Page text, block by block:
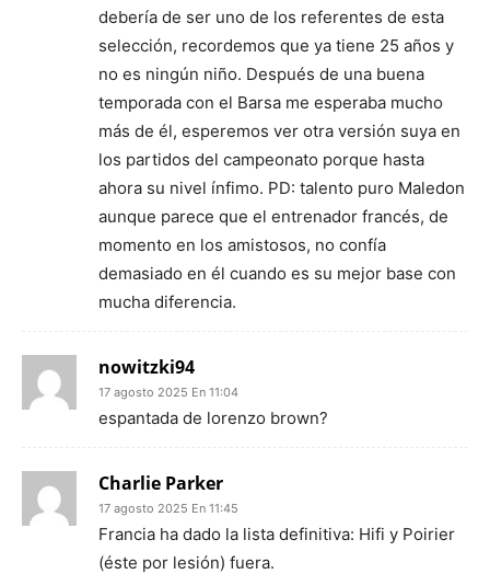
debería de ser uno de los referentes de esta
selección, recordemos que ya tiene 25 años y
no es ningún niño. Después de una buena
temporada con el Barsa me esperaba mucho
más de él, esperemos ver otra versión suya en
los partidos del campeonato porque hasta
ahora su nivel ínfimo. PD: talento puro Maledon
aunque parece que el entrenador francés, de
momento en los amistosos, no confía
demasiado en él cuando es su mejor base con
mucha diferencia.
nowitzki94
17 agosto 2025 En 11:04
espantada de lorenzo brown?
Charlie Parker
17 agosto 2025 En 11:45
Francia ha dado la lista definitiva: Hifi y Poirier
(éste por lesión) fuera.